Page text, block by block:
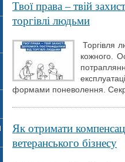
Твої права – твій
торгівлі людьми
Торгівля
кожного.
формами поневолення.
Як отримати
ветеранського бізнесу